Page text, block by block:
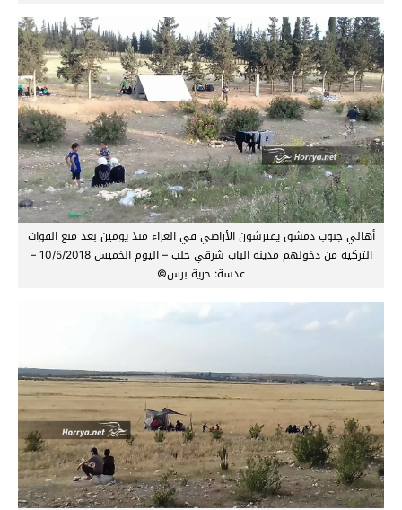
أهالي جنوب دمشق يفترشون الأراضي في العراء منذ يومين بعد منع القوات
التركية من دخولهم مدينة الباب شرقي حلب – اليوم الخميس 10/5/2018 –
عدسة: حرية برس©